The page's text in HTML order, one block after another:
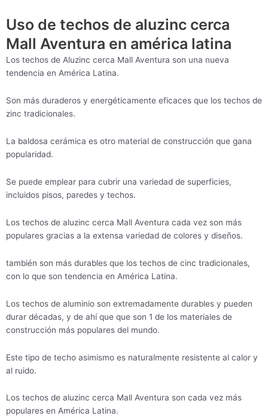
Uso de techos de aluzinc cerca
Mall Aventura en américa latina
Los techos de Aluzinc cerca Mall Aventura son una nueva
tendencia en América Latina.
Son más duraderos y energéticamente eficaces que los techos de
zinc tradicionales.
La baldosa cerámica es otro material de construcción que gana
popularidad.
Se puede emplear para cubrir una variedad de superficies,
incluidos pisos, paredes y techos.
Los techos de aluzinc cerca Mall Aventura cada vez son más
populares gracias a la extensa variedad de colores y diseños.
también son más durables que los techos de cinc tradicionales,
con lo que son tendencia en América Latina.
Los techos de aluminio son extremadamente durables y pueden
durar décadas, y de ahí que que son 1 de los materiales de
construcción más populares del mundo.
Este tipo de techo asimismo es naturalmente resistente al calor y
al ruido.
Los techos de aluzinc cerca Mall Aventura son cada vez más
populares en América Latina.